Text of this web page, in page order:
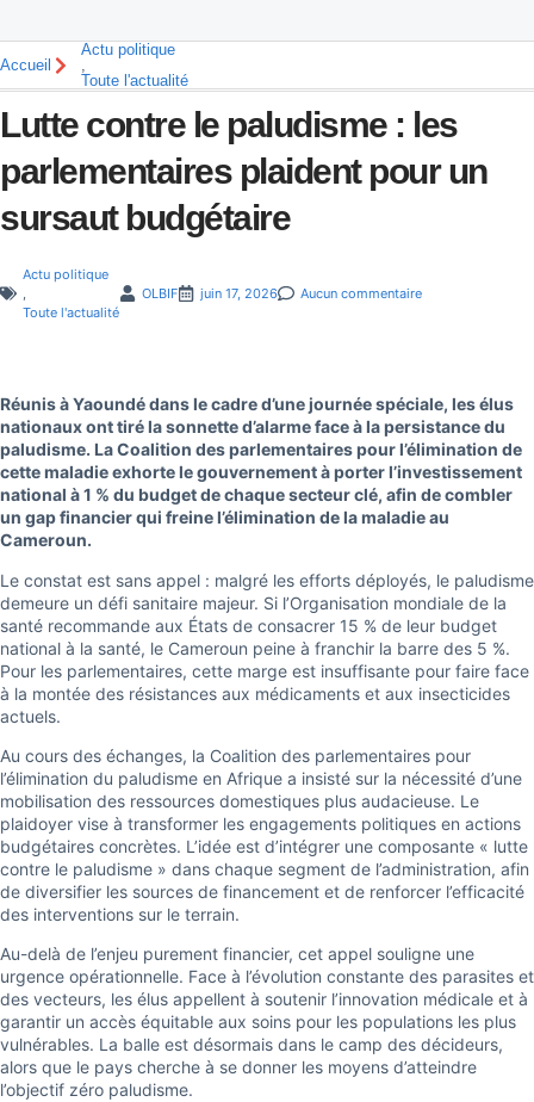
Accueil
Actu politique
,
Toute l'actualité
Lutte contre le paludisme : les
parlementaires plaident pour un
sursaut budgétaire
Actu politique
,
Toute l'actualité
OLBIF juin 17, 2026 Aucun commentaire
Réunis à Yaoundé dans le cadre d’une journée spéciale, les élus
nationaux ont tiré la sonnette d’alarme face à la persistance du
paludisme. La Coalition des parlementaires pour l’élimination de
cette maladie exhorte le gouvernement à porter l’investissement
national à 1 % du budget de chaque secteur clé, afin de combler
un gap financier qui freine l’élimination de la maladie au
Cameroun.
Le constat est sans appel : malgré les efforts déployés, le paludisme
demeure un défi sanitaire majeur. Si l’Organisation mondiale de la
santé recommande aux États de consacrer 15 % de leur budget
national à la santé, le Cameroun peine à franchir la barre des 5 %.
Pour les parlementaires, cette marge est insuffisante pour faire face
à la montée des résistances aux médicaments et aux insecticides
actuels.
Au cours des échanges, la Coalition des parlementaires pour
l’élimination du paludisme en Afrique a insisté sur la nécessité d’une
mobilisation des ressources domestiques plus audacieuse. Le
plaidoyer vise à transformer les engagements politiques en actions
budgétaires concrètes. L’idée est d’intégrer une composante « lutte
contre le paludisme » dans chaque segment de l’administration, afin
de diversifier les sources de financement et de renforcer l’efficacité
des interventions sur le terrain.
Au-delà de l’enjeu purement financier, cet appel souligne une
urgence opérationnelle. Face à l’évolution constante des parasites et
des vecteurs, les élus appellent à soutenir l’innovation médicale et à
garantir un accès équitable aux soins pour les populations les plus
vulnérables. La balle est désormais dans le camp des décideurs,
alors que le pays cherche à se donner les moyens d’atteindre
l’objectif zéro paludisme.